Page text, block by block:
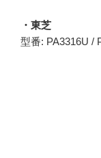
・東芝
型番: PA3316U /